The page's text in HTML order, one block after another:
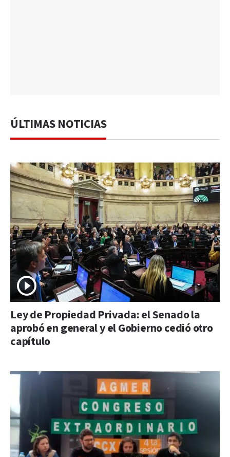
ÚLTIMAS NOTICIAS
Ley de Propiedad Privada: el Senado la
aprobó en general y el Gobierno cedió otro
capítulo